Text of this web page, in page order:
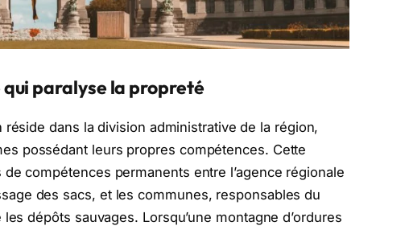
paralyse la propreté
dans la division administrative de la région,
possédant leurs propres compétences. Cette
compétences permanents entre l’agence régionale
des sacs, et les communes, responsables du
dépôts sauvages. Lorsqu’une montagne d’ordures